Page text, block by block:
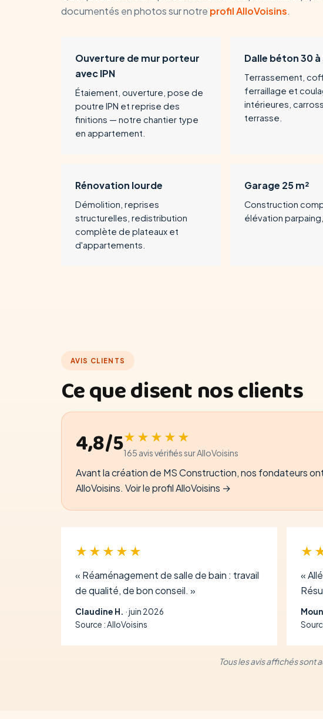
documentés en photos sur notre profil AlloVoisins.
Ouverture de mur porteur
avec IPN
Étaiement, ouverture, pose de
poutre IPN et reprise des
finitions — notre chantier type
en appartement.
Dalle béton 30 à
Terrassement,
ferraillage et
intérieures,
terrasse.
Rénovation lourde
Démolition, reprises
structurelles, redistribution
complète de plateaux et
d'appartements.
Garage 25 m²
Construction
élévation
AVIS CLIENTS
Ce que disent nos clients
4,8/5★★★★★
165 avis vérifiés sur AlloVoisins
Avant la création de MS Construction, nos fondateurs
AlloVoisins. Voir le profil AlloVoisins →
★★★★★
« Réaménagement de salle de bain : travail
de qualité, de bon conseil. »
Claudine H. · juin 2026
Source : AlloVoisins
«
Tous les avis affichés